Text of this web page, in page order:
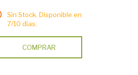
Sin Stock. Disponible en
7/10 días.
COMPRAR